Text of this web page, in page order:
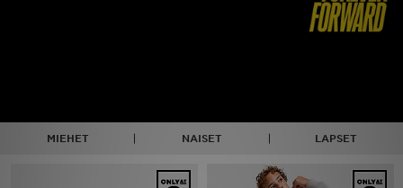
MIEHET NAISET LAPSET